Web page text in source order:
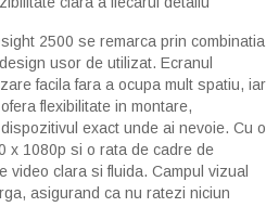
2500 se remarca prin combinatia
usor de utilizat. Ecranul
facila fara a ocupa mult spatiu, iar
flexibilitate in montare,
exact unde ai nevoie. Cu o
x 1080p si o rata de cadre de
video clara si fluida. Campul vizual
asigurand ca nu ratezi niciun